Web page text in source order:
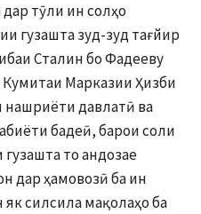
тӯли ин солҳо
гузашта зуд-зуд тағйир
Сталин бо Фадееву
Кумитаи Марказии Ҳизби
нашриёти давлатӣ ва
бадеӣ, барои соли
то андозае
дар ҳамовозӣ ба ин
силсила мақолаҳо ба